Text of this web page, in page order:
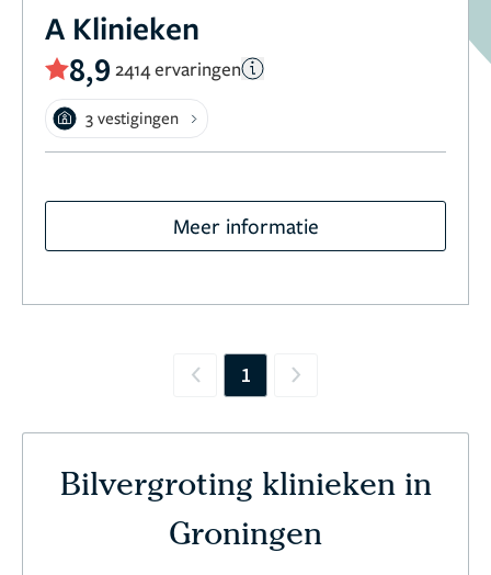
A Klinieken
8,9 2414 ervaringen
3 vestigingen
Meer informatie
Previous
1 Next
Bilvergroting klinieken in
Groningen